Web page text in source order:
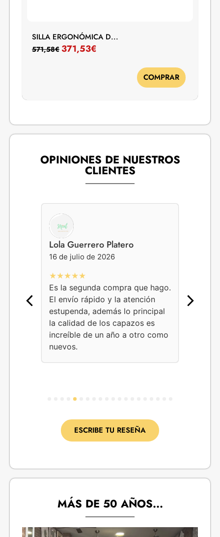
SILLA ERGONÓMICA D...
571,58€ 371,53€
COMPRAR
OPINIONES DE NUESTROS
CLIENTES
Lola Guerrero Platero
16 de julio de 2026
★★★★★
Es la segunda compra que hago.
El envío rápido y la atención
estupenda, además lo principal
la calidad de los capazos es
increíble de un año a otro como
nuevos.
9
ESCRIBE TU RESEÑA
MÁS DE 50 AÑOS...